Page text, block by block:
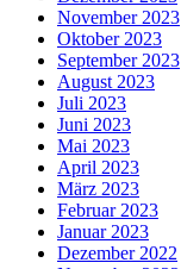
November 2023
Oktober 2023
September 2023
August 2023
Juli 2023
Juni 2023
Mai 2023
April 2023
März 2023
Februar 2023
Januar 2023
Dezember 2022